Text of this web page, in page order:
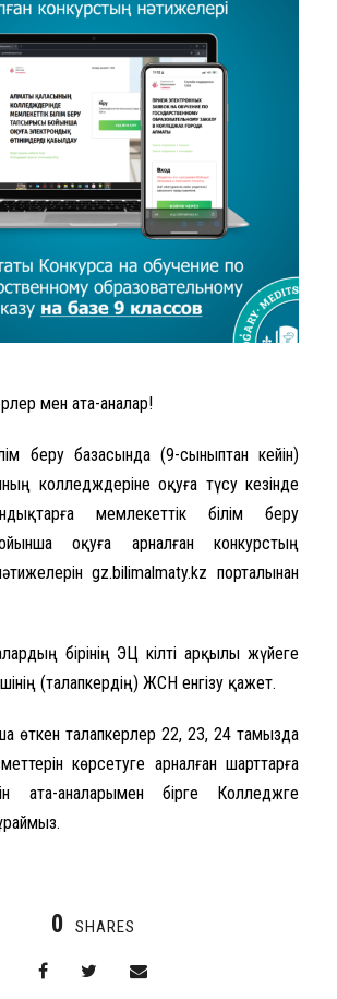
мен ата-аналар!
беру базасында (9-сыныптан кейін)
колледждеріне оқуға түсу кезінде
мемлекеттік білім беру
оқуға арналған конкурстың
gz.bilimalmaty.kz порталынан
бірінің ЭЦҚ кілті арқылы жүйеге
(талапкердің) ЖСН енгізу қажет.
өткен талапкерлер 22, 23, 24 тамызда
көрсетуге арналған шарттарға
аналарымен бірге Колледжге
0 SHARES